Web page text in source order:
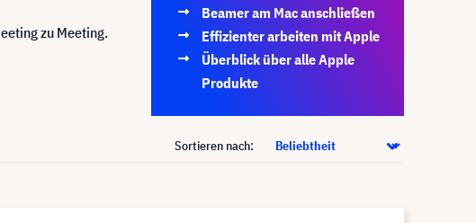
zu Meeting.
Beamer am Mac anschließen
Effizienter arbeiten mit Apple
Überblick über alle Apple
Produkte
Sortieren nach: